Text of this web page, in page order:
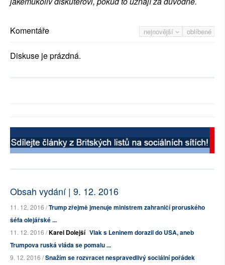
nejnovější oblíbené
Komentáře
Diskuse je prázdná.
Obsah vydání | 9. 12. 2016
11. 12. 2016 /Trump zřejmě jmenuje ministrem zahraničí proruského
šéfa olejářské ...
11. 12. 2016 /Karel Dolejší Vlak s Leninem dorazil do USA, aneb
Trumpova ruská vláda se pomalu ...
9. 12. 2016 /Snažím se rozvracet nespravedlivý sociální pořádek